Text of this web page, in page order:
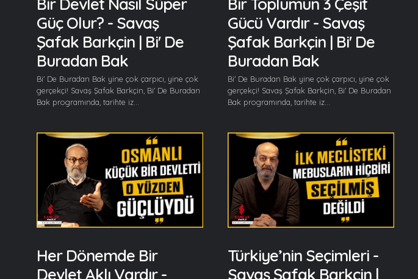
Güç Olur? - Savaş
Şafak Barkçin | Bi' De
Buradan Bak
Bi' De Buradan Bak yine çok çarpıcı, yine çok
gerçekçi! Savaş Şafak Barkçin, Bi' De Buradan
Bak programında, tarihte iz...
Gücü Vardır - Savaş
Şafak Barkçin | Bi' De
Buradan Bak
Bi' De Buradan Bak yine çok çarpıcı, yine çok
gerçekçi! Savaş Şafak Barkçin, Bi' De Buradan
Bak programında, tarihte iz...
Her Dönemde Bir
Devlet Aklı Vardır -
Türkiye’nin Seçimleri -
Savaş Şafak Barkçin |